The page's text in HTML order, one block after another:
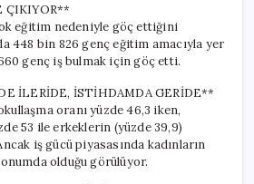
ÇIKIYOR**
eğitim nedeniyle göç ettiğini
448 bin 826 genç eğitim amacıyla yer
genç iş bulmak için göç etti.
İLERİDE, İSTİHDAMDA GERİDE**
oranı yüzde 46,3 iken,
53 ile erkeklerin (yüzde 39,9)
iş gücü piyasasında kadınların
olduğu görülüyor.